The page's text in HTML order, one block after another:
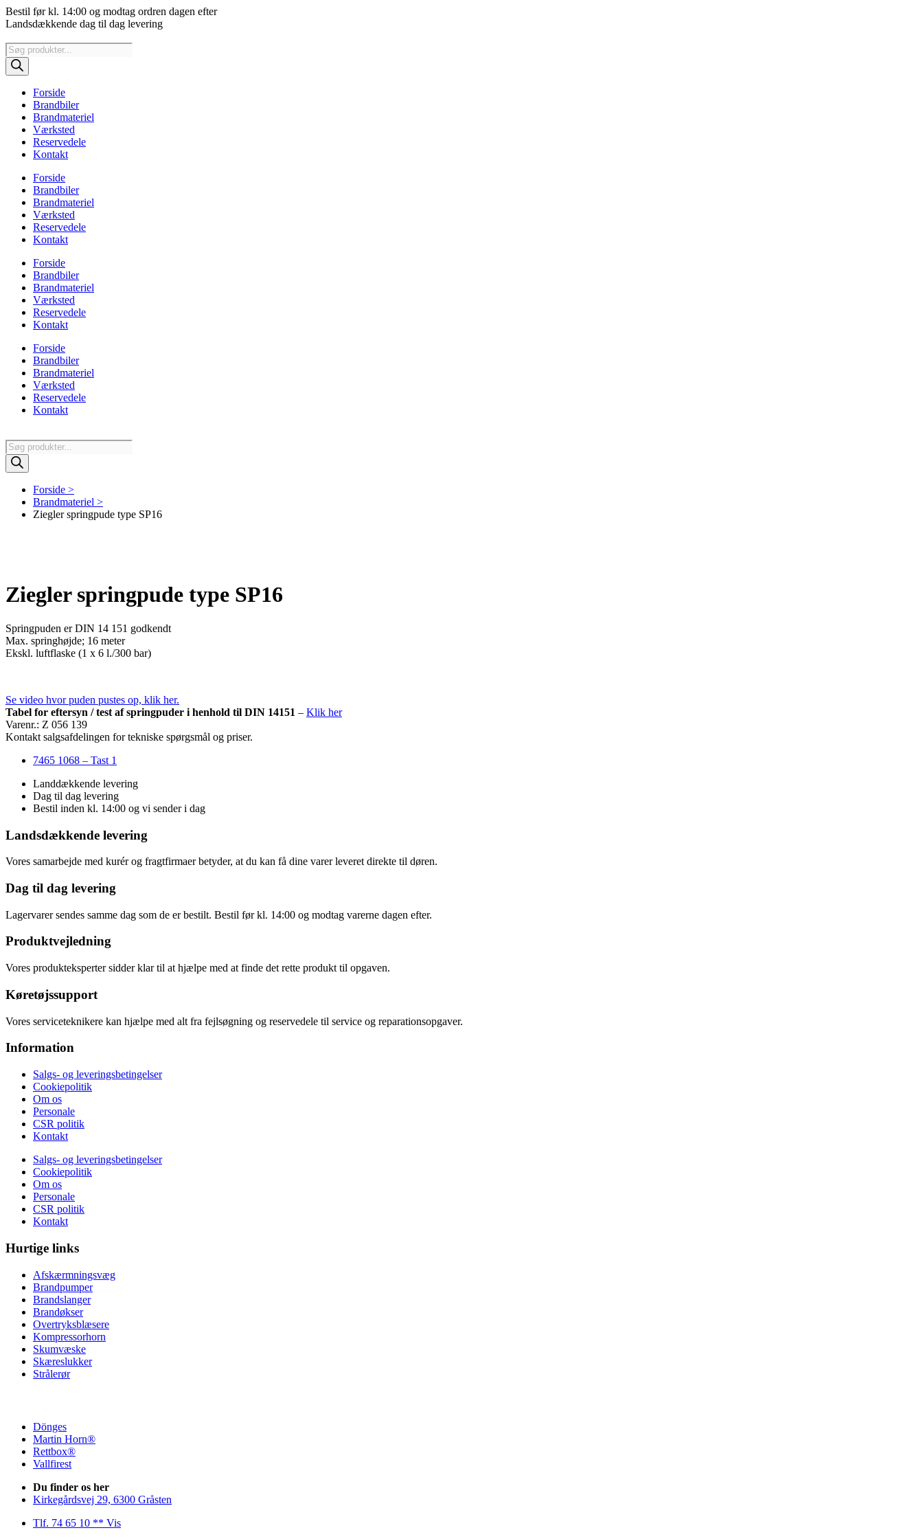
Videre
til
Bestil før kl. 14:00 og modtag ordren dagen efter
Landsdækkende dag til dag levering
Products
search
Forside
Brandbiler
Brandmateriel
Værksted
Reservedele
Kontakt
Forside
Brandbiler
Brandmateriel
Værksted
Reservedele
Kontakt
Forside
Brandbiler
Brandmateriel
Værksted
Reservedele
Kontakt
Forside
Brandbiler
Brandmateriel
Værksted
Reservedele
Kontakt
Products
search
Forside >
Brandmateriel >
Ziegler springpude type SP16
Ziegler springpude type SP16
Springpuden er DIN 14 151 godkendt
Max. springhøjde; 16 meter
Ekskl. luftflaske (1 x 6 l./300 bar)
Se video hvor puden pustes op, klik her.
Tabel for eftersyn / test af springpuder i henhold til DIN 14151 – Klik her
Varenr.: Z 056 139
Kontakt salgsafdelingen for tekniske spørgsmål og priser.
7465 1068 – Tast 1
Landdækkende levering
Dag til dag levering
Bestil inden kl. 14:00 og vi sender i dag
Landsdækkende levering
Vores samarbejde med kurér og fragtfirmaer betyder, at du kan få dine varer leveret direkte til døren.
Dag til dag levering
Lagervarer sendes samme dag som de er bestilt. Bestil før kl. 14:00 og modtag varerne dagen efter.
Produktvejledning
Vores produkteksperter sidder klar til at hjælpe med at finde det rette produkt til opgaven.
Køretøjssupport
Vores serviceteknikere kan hjælpe med alt fra fejlsøgning og reservedele til service og reparationsopgaver.
Information
Salgs- og leveringsbetingelser
Cookiepolitik
Om os
Personale
CSR politik
Kontakt
Salgs- og leveringsbetingelser
Cookiepolitik
Om os
Personale
CSR politik
Kontakt
Hurtige links
Afskærmningsvæg
Brandpumper
Brandslanger
Brandøkser
Overtryksblæsere
Kompressorhorn
Skumvæske
Skæreslukker
Strålerør
Dönges
Martin Horn®
Rettbox®
Vallfirest
Du finder os her
Kirkegårdsvej 29, 6300 Gråsten
Tlf. 74 65 10 ** Vis